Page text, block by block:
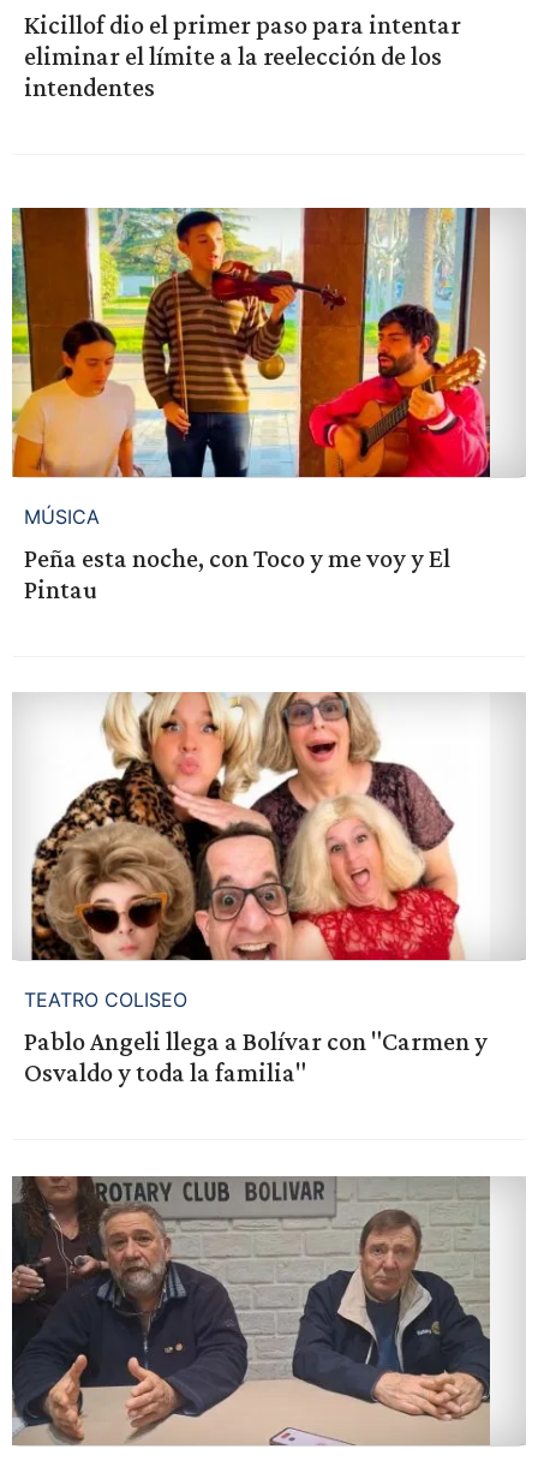
Kicillof dio el primer paso para intentar
eliminar el límite a la reelección de los
intendentes
MÚSICA
Peña esta noche, con Toco y me voy y El
Pintau
TEATRO COLISEO
Pablo Angeli llega a Bolívar con "Carmen y
Osvaldo y toda la familia"